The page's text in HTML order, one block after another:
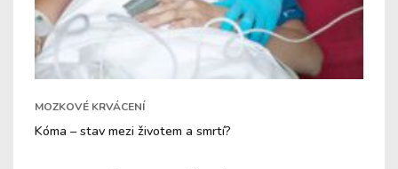
MOZKOVÉ KRVÁCENÍ
Kóma – stav mezi životem a smrtí?